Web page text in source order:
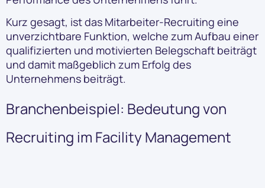
Kurz gesagt, ist das Mitarbeiter-Recruiting eine
unverzichtbare Funktion, welche zum Aufbau einer
qualifizierten und motivierten Belegschaft beiträgt
und damit maßgeblich zum Erfolg des
Unternehmens beiträgt.
Branchenbeispiel: Bedeutung von
Recruiting im Facility Management